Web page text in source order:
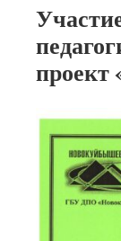
проект